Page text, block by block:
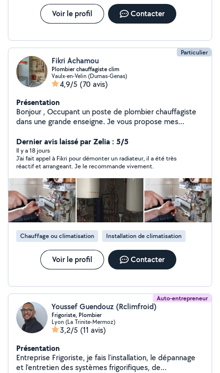
Voir le profil Contacter
Particulier
Fikri Achamou
Plombier chauffagiste clim
Vaulx-en-Velin (Dumas-Genas)
4,9/5 (70 avis)
Présentation
Bonjour , Occupant un poste de plombier chauffagiste
dans une grande enseigne. Je vous propose mes
de tout type d'équipement thermique. Réglage et
régulation . Installation de chaudière, climatisation.
Alimentation en eau tout ce qui est en rapport avec le
confort de votre maison . Je propose également mes
services pour vous aider à améliorer vos factures
d'énergie. O778701929
Dernier avis laissé par Zelia : 5/5
Il y a 18 jours
J'ai fait appel à Fikri pour démonter un radiateur, il a été très
réactif et arrangeant. Je le recommande vivement.
Chauffage ou climatisation Installation de climatisation
Voir le profil Contacter
Auto-entrepreneur
Youssef Guendouz (Rclimfroid)
Frigoriste, Plombier
Lyon (La Trinite-Mermoz)
3,2/5 (11 avis)
Présentation
Entreprise Frigoriste, je fais l'installation, le dépannage
et l'entretien des systèmes frigorifiques, de